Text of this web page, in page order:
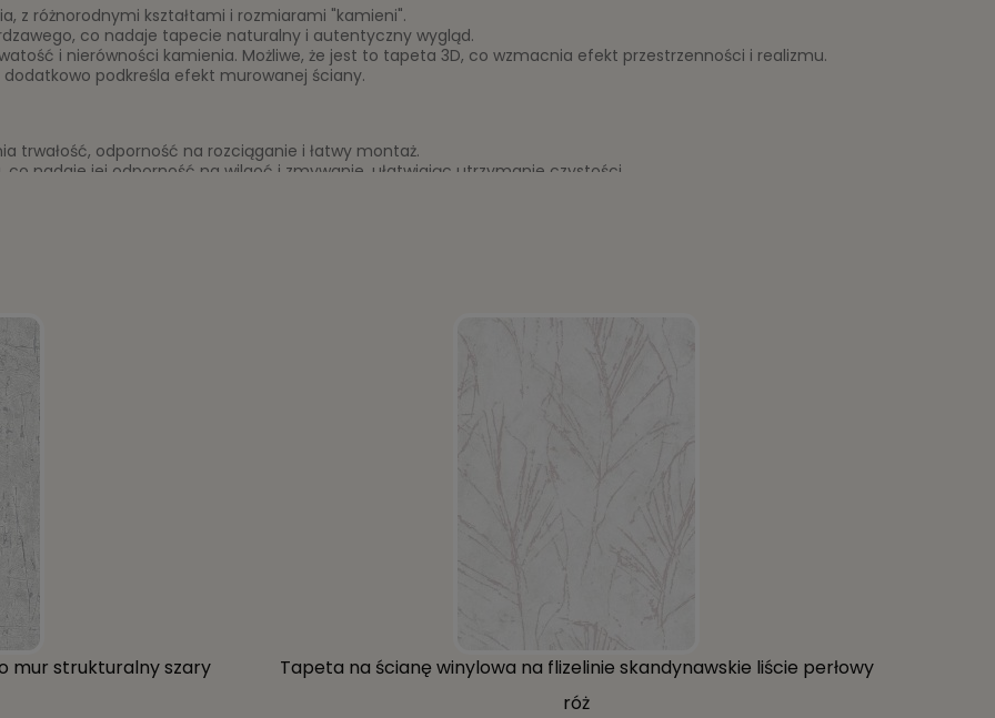
z różnorodnymi kształtami i rozmiarami "kamieni".
co nadaje tapecie naturalny i autentyczny wygląd.
i nierówności kamienia. Możliwe, że jest to tapeta 3D, co wzmacnia efekt przestrzenności i realizmu.
podkreśla efekt murowanej ściany.
trwałość, odporność na rozciąganie i łatwy montaż.
nadaje jej odporność na wilgoć i zmywanie, ułatwiając utrzymanie czystości.
stylu loftowym, industrialnym, rustykalnym, a także w klasycznych i nowoczesnych wnętrzach, jako element
może być stosowana w różnych pomieszczeniach, w tym w salonie, przedpokoju, kuchni, a nawet w łazience.
ściany TV, wnęki, tworząc efektowny akcent dekoracyjny.
nakłada się bezpośrednio na ścianę, a nie na tapetę.
kleju.
pozostałych naszych aukcjach:
mur strukturalny szary
Tapeta na ścianę winylowa na flizelinie skandynawskie liście perłowy
róż